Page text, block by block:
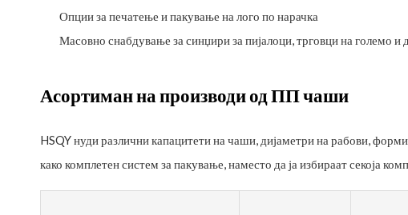
Опции за печатење и пакување на лого по нарачка
Масовно снабдување за синџири за пијалоци, трговци на големо и
Асортиман на производи од ПП чаши
HSQY нуди различни капацитети на чаши, дијаметри на рабови,
како комплетен систем за пакување, наместо да ја избираат секоја